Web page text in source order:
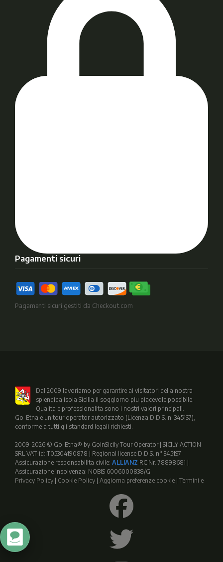
Pagamenti sicuri
Pagamenti sicuri gestiti da Checkout.com
Dal 2009 lavoriamo per garantire ai visitatori della nostra
splendida isola Sicilia il soggiorno piu piacevole possibile.
Qualita e professionalita sono i nostri valori principali.
Go-Etna e un tour operator autorizzato (Licenza D.D.S. n. 3451S7),
conforme a tutti gli standard legali richiesti.
2009-2026 © Go-Etna® by GoinSicily Tour Operator | SICILY ACTION
SRL VAT-id:IT05304190878 | Regional license D.D.S. n° 3451S7
Assicurazione responsabilita civile: ALLIANZ RC Nr.:78898681 |
Assicurazione insolvenza: NOBIS 6006000838/G
Privacy Policy
Cookie Policy Aggiorna preferenze cookie Termini e